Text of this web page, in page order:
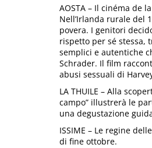
AOSTA – Il cinéma de
Nell’Irlanda rurale del
povera. I genitori
rispetto per sé stessa,
semplici e autentiche
Schrader. Il film
abusi sessuali di
LA THUILE – Alla
campo” illustrerà le
una degustazione
ISSIME – Le regine
di fine ottobre.